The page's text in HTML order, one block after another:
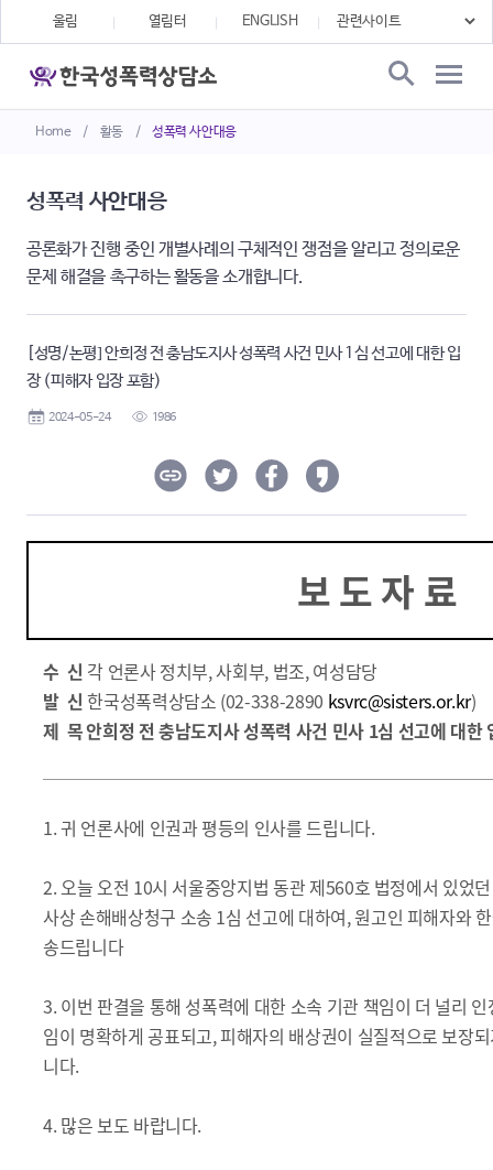
Home / 활동 / 성폭력 사안대응
울림 열림터 ENGLISH
성폭력 사안대응
공론화가 진행 중인 개별사례의 구체적인 쟁점을 알리고 정의로운
문제 해결을 촉구하는 활동을 소개합니다.
[성명/논평] 안희정 전 충남도지사 성폭력 사건 민사 1심 선고에 대한 입
장 (피해자 입장 포함)
2024-05-24 1986
보 도 자 료
수 신 각 언론사 정치부,사회부, 법조,여성담당
발 신한국성폭력상담소 (02-338-2890 ksvrc@sisters.or.kr)
제 목안희정 전 충남도지사 성폭력 사건 민사 1심 선고에 대한
1. 귀 언론사에 인권과 평등의 인사를 드립니다.
2. 오늘 오전 10시 서울중앙지법 동관 제560호 법정에서 있었
사상 손해배상청구 소송 1심 선고에 대하여, 원고인 피해자와
송드립니다
3. 이번 판결을 통해 성폭력에 대한 소속 기관 책임이 더 널리
임이 명확하게 공표되고, 피해자의 배상권이 실질적으로 보장
니다.
4. 많은 보도 바랍니다.